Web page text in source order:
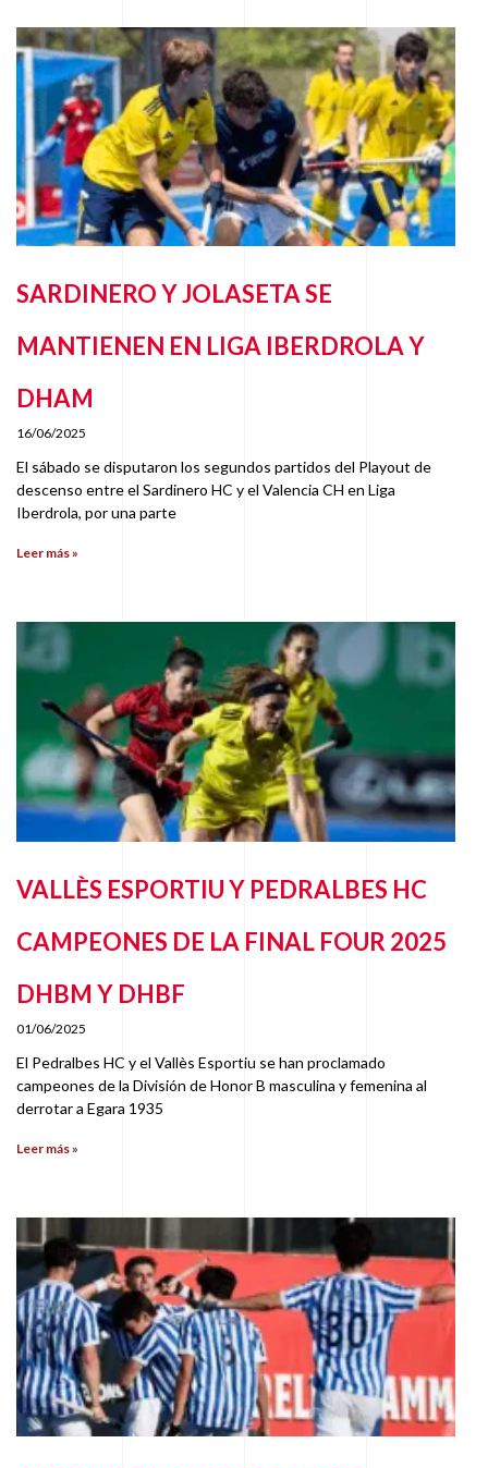
SARDINERO Y JOLASETA SE
MANTIENEN EN LIGA IBERDROLA Y
DHAM
16/06/2025
El sábado se disputaron los segundos partidos del Playout de
descenso entre el Sardinero HC y el Valencia CH en Liga
Iberdrola, por una parte
Leer más »
VALLÈS ESPORTIU Y PEDRALBES HC
CAMPEONES DE LA FINAL FOUR 2025
DHBM Y DHBF
01/06/2025
El Pedralbes HC y el Vallès Esportiu se han proclamado
campeones de la División de Honor B masculina y femenina al
derrotar a Egara 1935
Leer más »